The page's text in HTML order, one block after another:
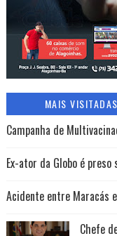
MAIS VISITADAS
Campanha de
Ex-ator da Globo é
Acidente entre Maracás
Chefe